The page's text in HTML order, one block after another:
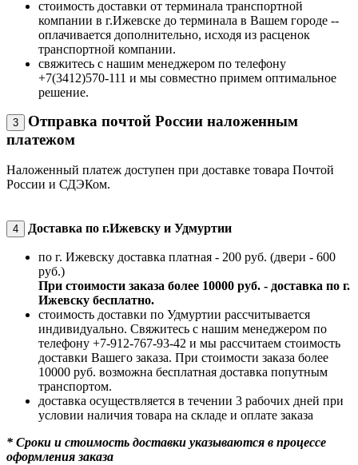
стоимость доставки от терминала транспортной
компании в г.Ижевске до терминала в Вашем городе --
оплачивается дополнительно, исходя из расценок
транспортной компании.
свяжитесь с нашим менеджером по телефону
+7(3412)570-111 и мы совместно примем оптимальное
решение.
3
Отправка почтой России наложенным
платежом
Наложенный платеж доступен при доставке товара Почтой
России и СДЭКом.
4 Доставка по г.Ижевску и Удмуртии
по г. Ижевску доставка платная - 200 руб. (двери - 600
руб.)
При стоимости заказа более 10000 руб. - доставка по г.
Ижевску бесплатно.
стоимость доставки по Удмуртии рассчитывается
индивидуально. Свяжитесь с нашим менеджером по
телефону +7-912-767-93-42 и мы рассчитаем стоимость
доставки Вашего заказа. При стоимости заказа более
10000 руб. возможна бесплатная доставка попутным
транспортом.
доставка осуществляется в течении 3 рабочих дней при
условии наличия товара на складе и оплате заказа
* Сроки и стоимость доставки указываются в процессе
оформления заказа